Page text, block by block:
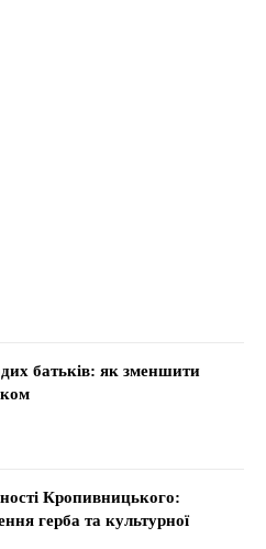
батьків: як зменшити
Кропивницького:
герба та культурної